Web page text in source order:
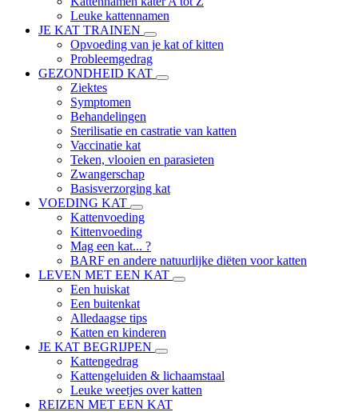
Leuke kattennamen
JE KAT TRAINEN
Opvoeding van je kat of kitten
Probleemgedrag
GEZONDHEID KAT
Ziektes
Symptomen
Behandelingen
Sterilisatie en castratie van katten
Vaccinatie kat
Teken, vlooien en parasieten
Zwangerschap
Basisverzorging kat
VOEDING KAT
Kattenvoeding
Kittenvoeding
Mag een kat... ?
BARF en andere natuurlijke diëten voor katten
LEVEN MET EEN KAT
Een huiskat
Een buitenkat
Alledaagse tips
Katten en kinderen
JE KAT BEGRIJPEN
Kattengedrag
Kattengeluiden & lichaamstaal
Leuke weetjes over katten
REIZEN MET EEN KAT